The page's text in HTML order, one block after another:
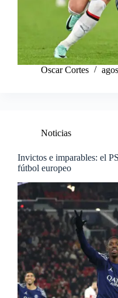
Oscar Cortes
Noticias
Invictos e imparables: el
fútbol europeo